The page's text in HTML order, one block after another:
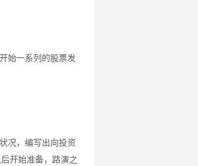
始一系列的股票发
况，编写出向投资
开始准备，路演之